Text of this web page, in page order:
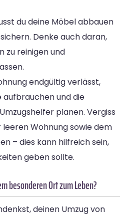
du deine Möbel abbauen
Denke auch daran,
zu reinigen und
endgültig verlässt,
und die
planen. Vergiss
Wohnung sowie dem
– dies kann hilfreich sein,
geben sollte.
besonderen Ort zum Leben?
deinen Umzug von